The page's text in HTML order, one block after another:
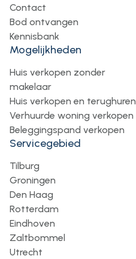
Contact
Bod ontvangen
Kennisbank
Mogelijkheden
Huis verkopen zonder
makelaar
Huis verkopen en terughuren
Verhuurde woning verkopen
Beleggingspand verkopen
Servicegebied
Tilburg
Groningen
Den Haag
Rotterdam
Eindhoven
Zaltbommel
Utrecht